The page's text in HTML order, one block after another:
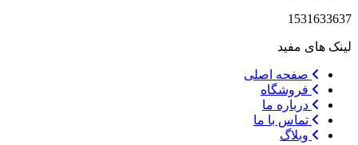
1531633637
لینک های مفید
صفحه اصلی
فروشگاه
درباره ما
تماس با ما
وبلاگ